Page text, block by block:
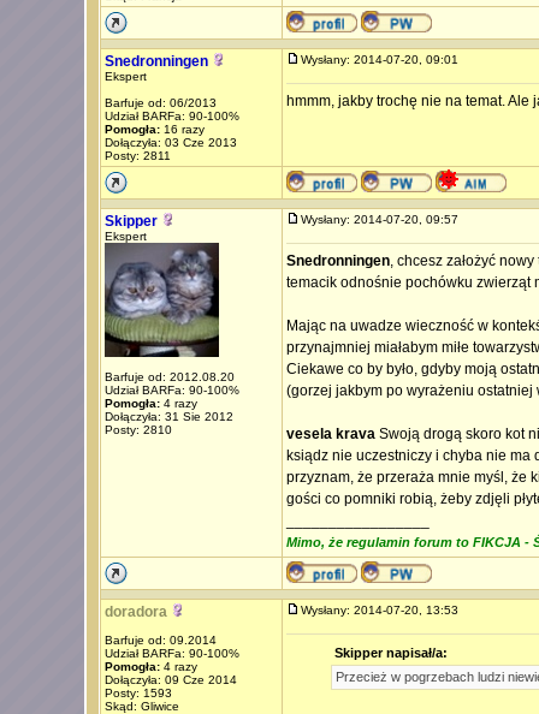
Snedronningen
Ekspert
Barfuje od: 06/2013
Udział BARFa: 90-100%
Pomogła:16 razy
Dołączyła: 03 Cze 2013
Posty: 2811
Wysłany: 2014-07-20, 09:01
hmmm, jakby trochę nie na temat.
Skipper
Ekspert
Barfuje od: 2012.08.20
Udział BARFa: 90-100%
Pomogła:4 razy
Dołączyła: 31 Sie 2012
Posty: 2810
Wysłany: 2014-07-20, 09:57
Snedronningen, chcesz założyć
temacik odnośnie pochówku zwierząt
Mając na uwadze wieczność w
przynajmniej miałabym miłe
Ciekawe co by było, gdyby moją
(gorzej jakbym po wyrażeniu ostatniej
vesela kravaSwoją drogą skoro kot
ksiądz nie uczestniczy i chyba nie ma
przyznam, że przeraża mnie myśl, że
gości co pomniki robią, żeby zdjęli
Mimo, że regulamin forum to FIKCJA -
doradora
Barfuje od: 09.2014
Udział BARFa: 90-100%
Pomogła:4 razy
Dołączyła: 09 Cze 2014
Posty: 1593
Skąd: Gliwice
Wysłany: 2014-07-20, 13:53
Skipper napisał/a:
Przecież w pogrzebach ludzi